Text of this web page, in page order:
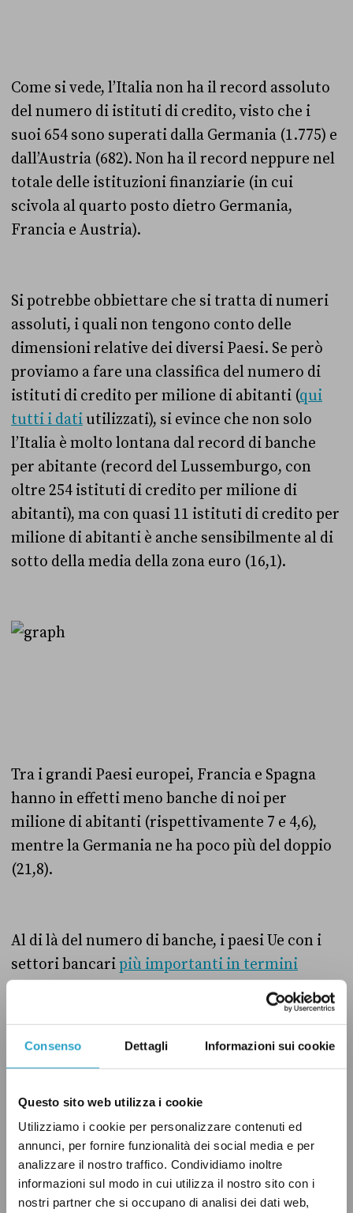
Consenso Dettagli Informazioni sui cookie
Questo sito web utilizza i cookie
Utilizziamo i cookie per personalizzare contenuti ed
annunci, per fornire funzionalità dei social media e per
analizzare il nostro traffico. Condividiamo inoltre
informazioni sul modo in cui utilizza il nostro sito con i
nostri partner che si occupano di analisi dei dati web,
Come si vede, l’Italia non ha il record assoluto
del numero di istituti di credito, visto che i
suoi 654 sono superati dalla Germania (1.775) e
dall’Austria (682). Non ha il record neppure nel
totale delle istituzioni finanziarie (in cui
scivola al quarto posto dietro Germania,
Francia e Austria).
Si potrebbe obbiettare che si tratta di numeri
assoluti, i quali non tengono conto delle
dimensioni relative dei diversi Paesi. Se però
proviamo a fare una classifica del numero di
istituti di credito per milione di abitanti (qui
tutti i datiutilizzati), si evince che non solo
l’Italia è molto lontana dal record di banche
per abitante (record del Lussemburgo, con
oltre 254 istituti di credito per milione di
abitanti), ma con quasi 11 istituti di credito per
milione di abitanti è anche sensibilmente al di
sotto della media della zona euro (16,1).
Tra i grandi Paesi europei, Francia e Spagna
hanno in effetti meno banche di noi per
milione di abitanti (rispettivamente 7 e 4,6),
mentre la Germania ne ha poco più del doppio
(21,8).
Al di là del numero di banche, i paesi Ue con i
settori bancaripiù importanti in termini
sono la Francia e la Germania (con 7,2
e 7,1 migliaia di miliardi di euro di asset totali,
l’Italia è al quarto posto, superata anche dalla
Finora l’analisi si è concentrata solo sui Paesi
dell’area euro. Possiamo ampliare l’analisi al
resto d’Europa grazie ai dati dell’European